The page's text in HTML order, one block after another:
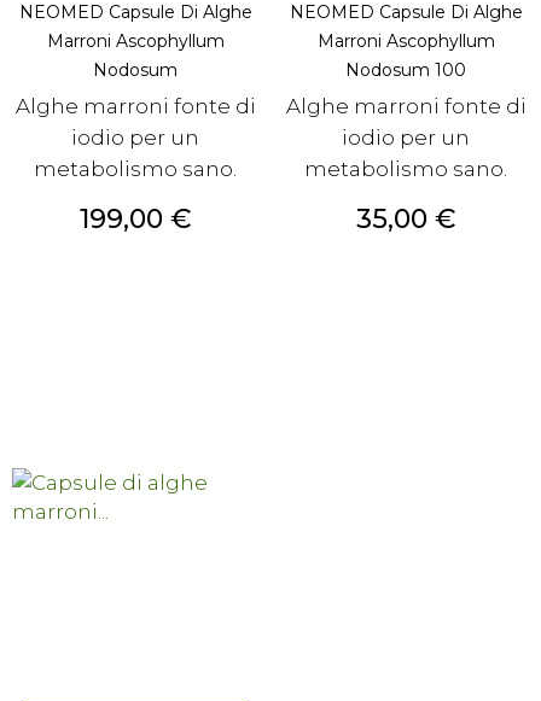
NEOMED Capsule Di Alghe
Marroni Ascophyllum
Nodosum
Alghe marroni fonte di
iodio per un
metabolismo sano.
Prezzo
199,00 €
NEOMED Capsule Di Alghe
Marroni Ascophyllum
Nodosum 100
Alghe marroni fonte di
iodio per un
metabolismo sano.
Prezzo
35,00 €